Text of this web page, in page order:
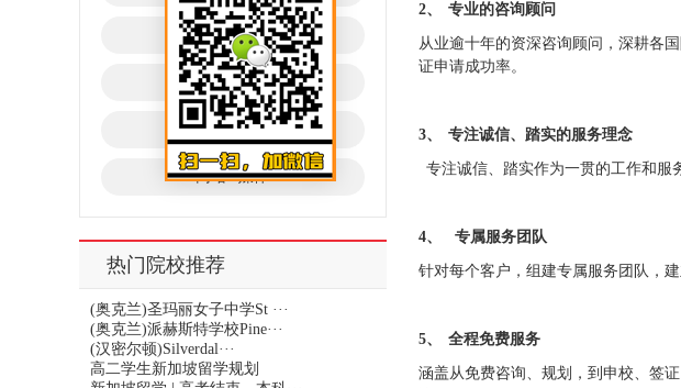
我们的优势
办理流程
代理合作
网站&媒体
热门院校推荐
(奥克兰)圣玛丽女子中学St ···
(奥克兰)派赫斯特学校Pine···
(汉密尔顿)Silverdal···
高二学生新加坡留学规划
2、 专业的咨询顾问
从业逾十年的资深咨询顾问，深耕各
证申请成功率。
3、 专注诚信、踏实的服务理念
专注诚信、踏实作为一贯的工作和服
4、 专属服务团队
针对每个客户，组建专属服务团队，
5、 全程免费服务
涵盖从免费咨询、规划，到申校、签